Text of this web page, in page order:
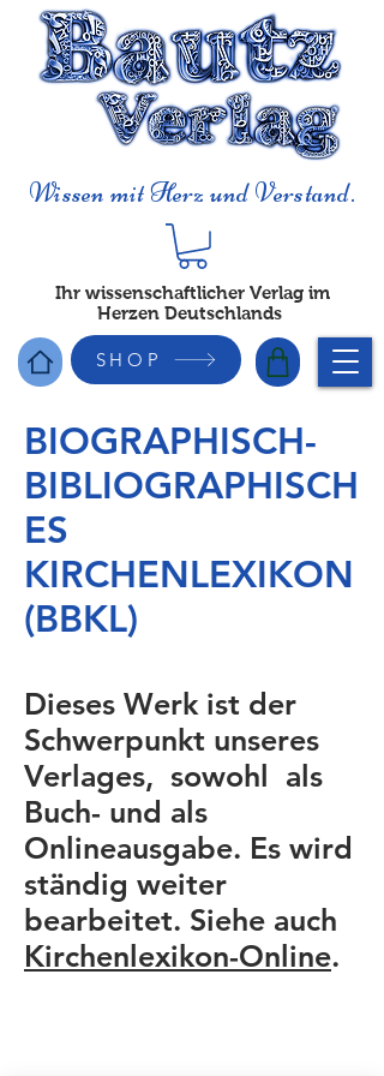
Wissen mit Herz und Verstand.
Ihr wissenschaftlicher Verlag im
Herzen Deutschlands
SHOP
BIOGRAPHISCH-
BIBLIOGRAPHISCH
ES
KIRCHENLEXIKON
(BBKL)
Dieses Werk ist der
Schwerpunkt unseres
Verlages, sowohl als
Buch- und als
Onlineausgabe. Es wird
ständig weiter
bearbeitet. Siehe auch
Kirchenlexikon-Online.